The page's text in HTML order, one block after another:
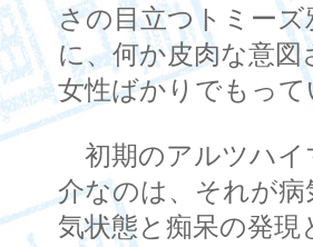
さの目立つトミー
に、何か皮肉な意
女性ばかりでもっ
初期のアルツハイ
介なのは、それが
気状態と痴呆の発